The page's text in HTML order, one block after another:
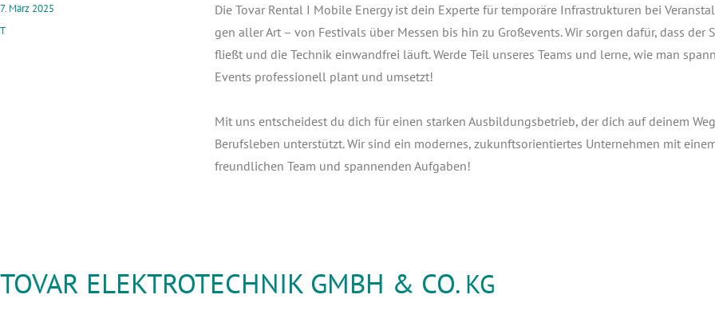
Die Tovar Ren­tal I Mobi­le Ener­gy ist dein Exper­te für tem­po­rä­re Infra­struk­tu­ren bei
gen aller Art – von Fes­ti­vals über Mes­sen bis hin zu Gro­ße­vents. Wir sor­gen dafür, dass der
fließt und die Tech­nik ein­wand­frei läuft. Wer­de Teil unse­res Teams und ler­ne, wie man
Events pro­fes­sio­nell plant und umsetzt!
Mit uns ent­schei­dest du dich für einen star­ken Aus­bil­dungs­be­trieb, der dich auf dei­nem
Berufs­le­ben unter­stützt. Wir sind ein moder­nes, zukunfts­ori­en­tier­tes Unter­neh­men mit
freund­li­chen Team und span­nen­den Aufgaben!
7. März 2025
T
TOVAR ELEKTROTECHNIK GMBH & CO. KG